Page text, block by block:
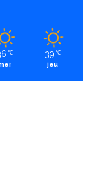
℃ 39 ℃
jeu